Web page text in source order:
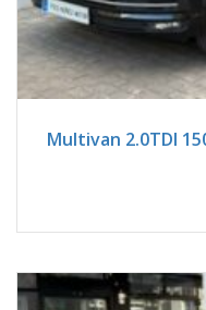
Multivan 2.0TDI